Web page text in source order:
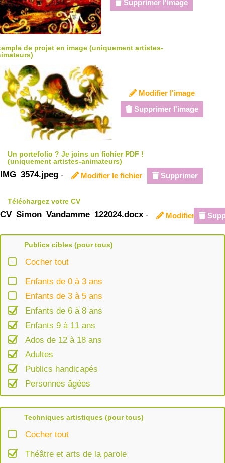
Supprimer l'image
de projet en image (uniquement artistes-
Modifier l'image
Supprimer l'image
Un portefolio ? Je joins un fichier PDF !
(uniquement artistes-animateurs)
IMG_3574.jpeg - Modifier le fichier Supprimer
Téléchargez votre CV
CV_Simon_Vandamme_122024.docx - Modifier le
Publics cibles (pour tous)
Cocher tout
Enfants de 0 à 3 ans
Enfants de 3 à 5 ans
Enfants de 6 à 8 ans
Enfants 9 à 11 ans
Ados de 12 à 18 ans
Adultes
Publics handicapés
Personnes âgées
Techniques artistiques (pour tous)
Cocher tout
Théâtre et arts de la parole